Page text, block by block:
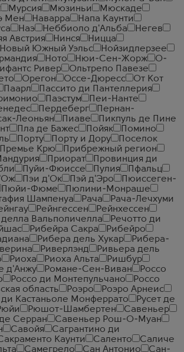
Мурсия Мюзиньи
Мюскаде
Мен
Наварра
Напа Каунти
Наэ Неббиоло д'Альба
Негев
Австрия Нинся
Ницца
Новый Южный Уэльс
Нойзидлерзее
Ното Нюи-Сен-Жорж
О-
Ривер
Ольтрепо Павезе
Орегон Оссе-Дюресс
От Кот
Паарл
Пассито ди Пантеллерия
Паэстум
Пеи-Нанте
Пердеберг
Пернан-
Леоньян Пиаве
Пикпуль де Пине
Пла де Бажес Пойяк
Помино
Порту Порту и Дору
Поселок
Премье Крю
Прибрежный регион
Приорат
Провинция ди
Пуйи-Фюиссе Пулия
Пфальц
Пэи д'Ок Пэй д'Эро
Пюиссеген-
Пюйи-Фюме
Пюлини-Монраше
Шампенуа Рача
Рача-Лечхуми
Рейнгессен
Рейнхессен
делла Вальполичелла
Речотто ди
Рибейра Сакра
Рибейро
Рибера дель Хукар
Рибера-
Риверлэнд
Ривьера дель
Риоха Риоха Альта
Ришбур
д'Анжу Романе-Сен-Виван
Россо
Россо ди Монтепульчано
Россо
область Роэро
Роэро Арнеис
ди Кастаньоле Монферрато
Русет де
Рюшот-Шамбертен
Савеньер
Серран
Савеньер Рош-О-Муан
Савойя
Сагрантино ди
Каунти Саленто
Саличе
Самегрело Сан Антонио
Сан-